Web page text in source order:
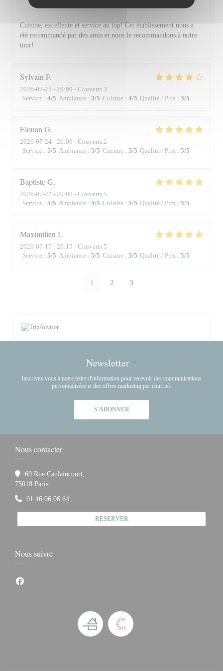
Cuisine, excellente et service au top! Cet établissement nous a
été recommandé par des amis et nous le recommandons à notre
tour!
Sylvain F
2026-07-25 - 20:00 - Couverts 3
Service : 4/5 Ambiance : 3/5 Cuisine : 4/5 Qualité / Prix : 3/5
Elouan G
2026-07-24 - 20:00 - Couverts 2
Service : 5/5 Ambiance : 5/5 Cuisine : 5/5 Qualité / Prix : 5/5
BaptisteG
2026-07-22 - 20:00 - Couverts 5
Service : 5/5 Ambiance : 5/5 Cuisine : 5/5 Qualité / Prix : 5/5
Maximilien I
2026-07-17 - 20:15 - Couverts 5
Service : 5/5 Ambiance : 5/5 Cuisine : 5/5 Qualité / Prix : 5/5
1 2 3
Newsletter *
Inscrivez-vous à notre lettre d'information pour recevoir des communications
personnalisées et des offres marketing par courriel.
S'ABONNER
Nous contacter
69 Rue Caulaincourt,
75018 Paris((ouvre une nouvelle fenêtre))
01 46 06 06 64
RÉSERVER
Nous suivre
Facebook ((ouvre une nouvelle fenêtre))